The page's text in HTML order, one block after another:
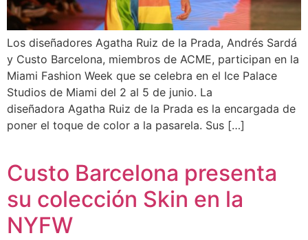
Los diseñadores Agatha Ruiz de la Prada, Andrés Sardá
y Custo Barcelona, miembros de ACME, participan en la
Miami Fashion Week que se celebra en el Ice Palace
Studios de Miami del 2 al 5 de junio. La
diseñadora Agatha Ruiz de la Prada es la encargada de
poner el toque de color a la pasarela. Sus […]
Custo Barcelona presenta
su colección Skin en la
NYFW